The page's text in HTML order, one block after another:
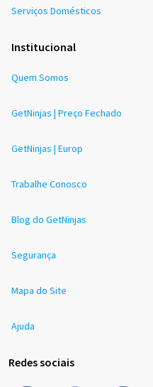
Serviços Domésticos
Institucional
Quem Somos
GetNinjas | Preço Fechado
GetNinjas | Europ
Trabalhe Conosco
Blog do GetNinjas
Segurança
Mapa do Site
Ajuda
Redes sociais